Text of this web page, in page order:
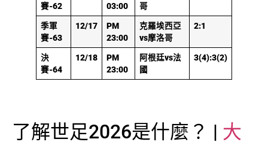
賽-62
03:00
哥
季軍
賽-63
12/17
PM
23:00
克羅埃西亞
vs摩洛哥
2:1
決
賽-64
12/18
PM
23:00
阿根廷vs法
國
3(4):3(2)
了解世足2026是什麼？ | 大